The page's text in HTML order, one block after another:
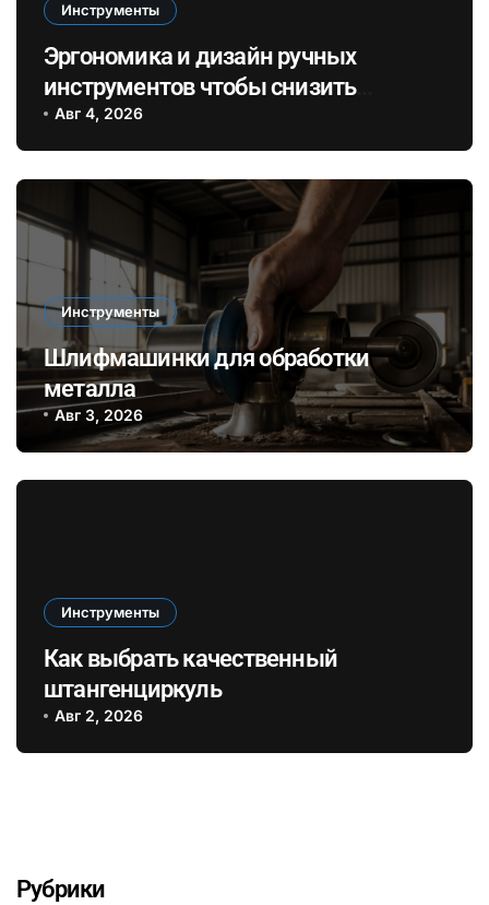
Инструменты
Эргономика и дизайн ручных
инструментов чтобы снизить
усталость и повысить
эффективность при длительных
ремонтах
Авг 4, 2026
Инструменты
Шлифмашинки для обработки
металла
Авг 3, 2026
Инструменты
Как выбрать качественный
штангенциркуль
Авг 2, 2026
Рубрики